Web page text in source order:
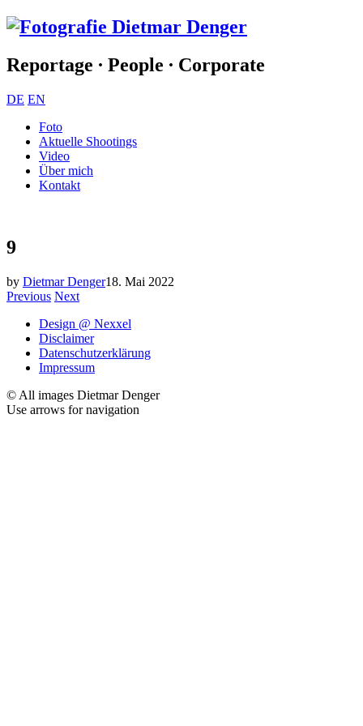
Reportage ∙ People ∙ Corporate
DE EN
Foto
Aktuelle Shootings
Video
Über mich
Kontakt
9
by Dietmar Denger18. Mai 2022
Previous Next
Design @ Nexxel
Disclaimer
Datenschutzerklärung
Impressum
© All images Dietmar Denger
Use arrows for navigation